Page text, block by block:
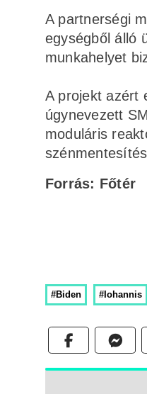
A partnerségi
egységből álló
munkahelyet
A projekt azért
úgynevezett
moduláris
Forrás: Főtér
#Biden #Iohannis